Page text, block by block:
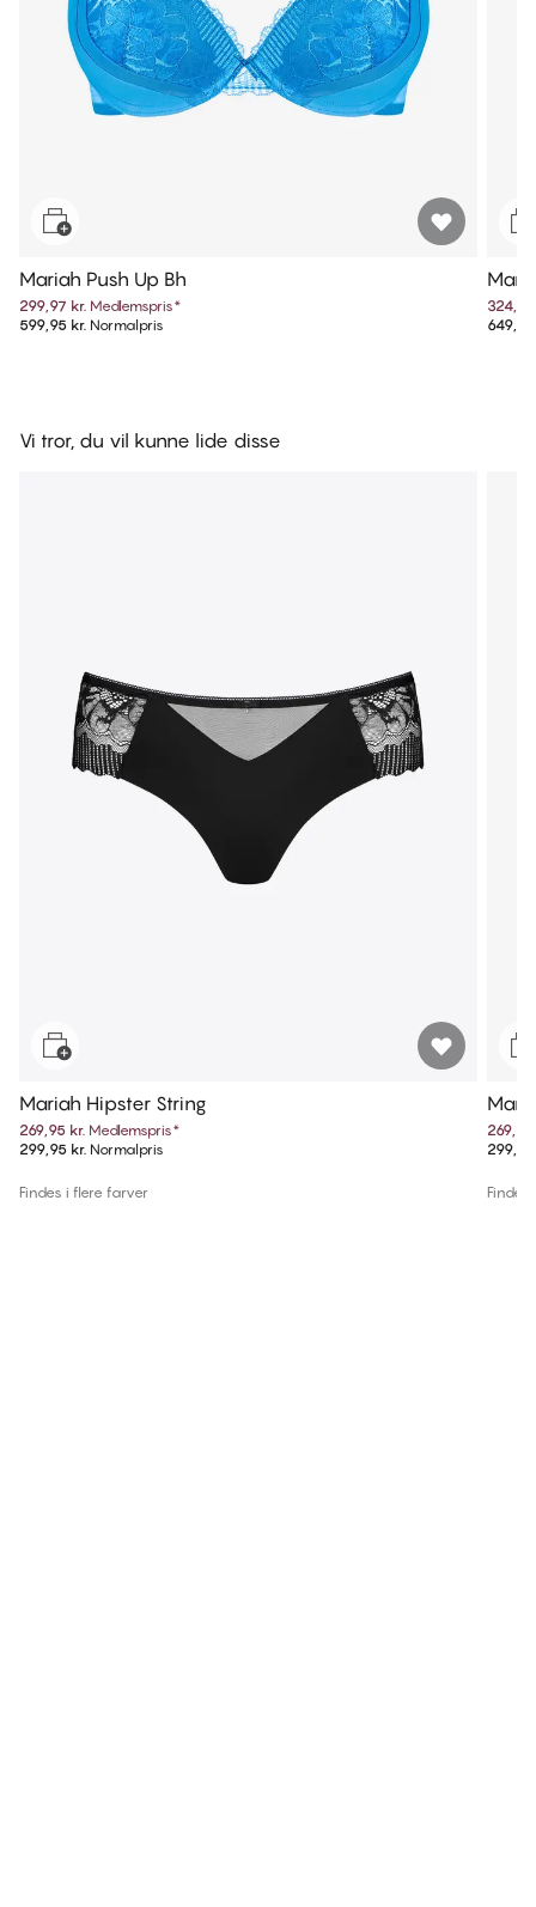
Mariah Push Up Bh
299,97 kr. Medlemspris*
599,95 kr. Normalpris
Vi tror, du vil kunne lide disse
Mariah Hipster String
269,95 kr. Medlemspris*
299,95 kr. Normalpris
Findes i flere farver
269,95
Findes